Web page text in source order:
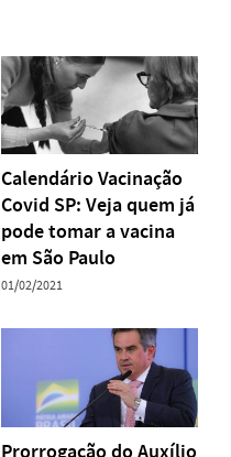
Calendário Vacinação
Covid SP: Veja quem já
pode tomar a vacina
em São Paulo
01/02/2021
Prorrogação do Auxílio